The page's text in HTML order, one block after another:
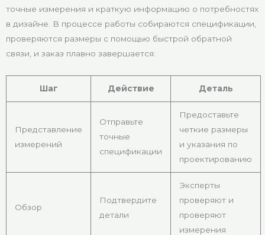
точные измерения и краткую информацию о потребностях
в дизайне. В процессе работы собираются спецификации,
проверяются размеры с помощью быстрой обратной
связи, и заказ плавно завершается:
Шаг Действие Деталь
Представление
измерений
Отправьте
точные
спецификации
Предоставьте
четкие размеры
и указания по
проектированию
Обзор
Подтвердите
детали
Эксперты
проверяют и
проверяют
измерения